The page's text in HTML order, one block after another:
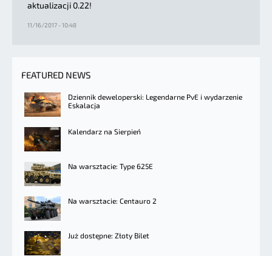
aktualizacji 0.22!
11/16/2017 - 10:48
FEATURED NEWS
Dziennik deweloperski: Legendarne PvE i wydarzenie
Eskalacja
Kalendarz na Sierpień
Na warsztacie: Type 625E
Na warsztacie: Centauro 2
Już dostępne: Złoty Bilet